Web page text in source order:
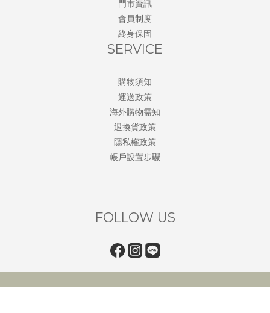
門市資訊
會員制度
終身保固
SERVICE
購物須知
運送政策
海外購物需知
退換貨政策
隱私權政策
帳戶設置步驟
FOLLOW US